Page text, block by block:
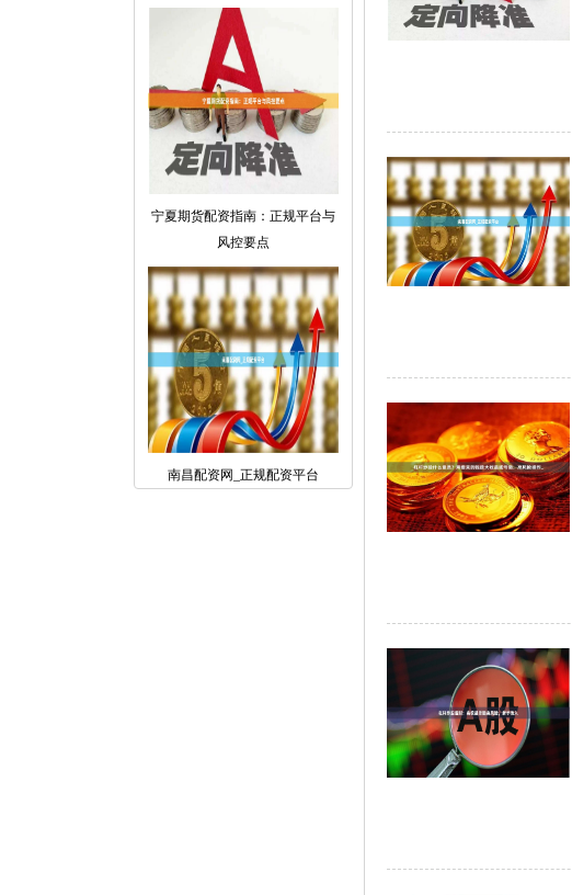
宁夏期货配资指南：正规平台与
风控要点
南昌配资网_正规配资平台